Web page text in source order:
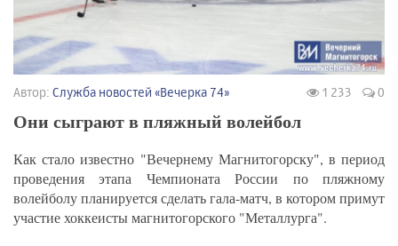
Автор: Служба новостей «Вечерка 74» 1 233 0
Они сыграют в пляжный волейбол
Как стало известно "Вечернему Магнитогорску", в период
проведения этапа Чемпионата России по пляжному
волейболу планируется сделать гала-матч, в котором примут
участие хоккеисты магнитогорского "Металлурга".